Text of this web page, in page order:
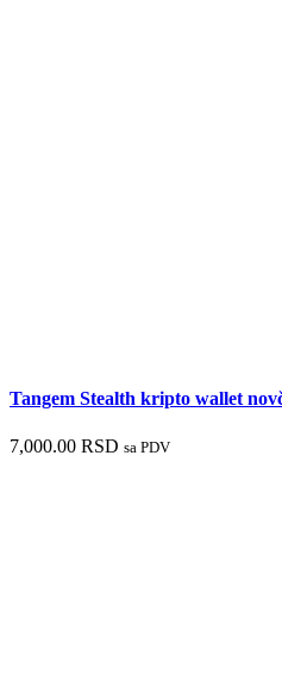
Tangem Stealth kripto wallet
7,000.00 RSD sa PDV